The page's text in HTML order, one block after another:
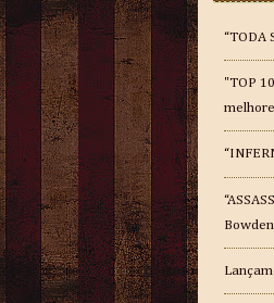
“TODA
"TOP